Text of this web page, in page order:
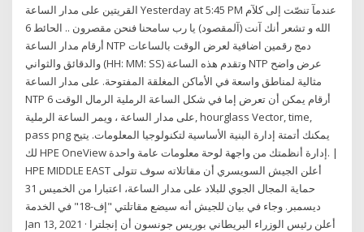
الله و تشعر أنك آنت (آلمقصود) يا رب سامحنا فنحن مقصرون .. الحائط 6
أرقام مدار الساعة NTP دمج رقمين اضافية لعرض الوقت بالساعات
والدقائق والثواني (HH: MM: SS) وتقدم هذه الساعة NTP عرض واضح
مثالية لمناطق واسعة في الأماكن المغلقة المفتوحة. على مدار الساعة
NTP 6 أرقام يمكن أن تعرض إما في شكل الساعة الرملية الرمال الوقت
على مدار الساعة ، ويمر الساعة الرملية, hourglass Vector, time,
pass png يمكنك أتمتة إدارة البنية الأساسية لتكنولوجيا المعلومات. يتيح
لك HPE OneView إدارة أنظمتك من واجهة لوحة معلومات عامة واحدة. |
HPE MIDDLE EAST أعلن الجيش السويسري أن مقاتلاته سوف تتولى
حماية المجال الجوي للبلاد على مدار الساعة، اعتبارا من الخميس 31
ديسمبر. وجاء في بيان للجيش أنه سيضع مقاتلتي "إف-18" في الخدمة
Jan 13, 2021 · أعلن رئيس الوزراء البريطاني بوريس جونسون أن إنجلترا